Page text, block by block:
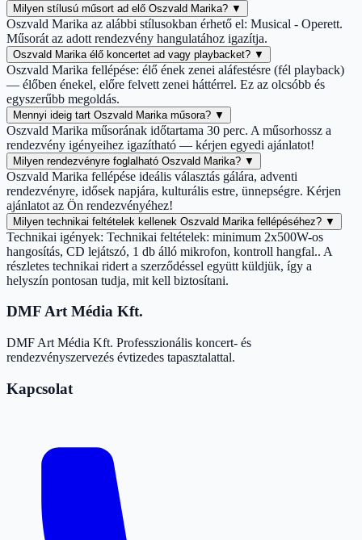
Milyen stílusú műsort ad elő Oszvald Marika? ▼
Oszvald Marika az alábbi stílusokban érhető el: Musical - Operett.
Műsorát az adott rendezvény hangulatához igazítja.
Oszvald Marika élő koncertet ad vagy playbacket? ▼
Oszvald Marika fellépése: élő ének zenei aláfestésre (fél playback)
— élőben énekel, előre felvett zenei háttérrel. Ez az olcsóbb és
egyszerűbb megoldás.
Mennyi ideig tart Oszvald Marika műsora? ▼
Oszvald Marika műsorának időtartama 30 perc. A műsorhossz a
rendezvény igényeihez igazítható — kérjen egyedi ajánlatot!
Milyen rendezvényre foglalható Oszvald Marika? ▼
Oszvald Marika fellépése ideális választás gálára, adventi
rendezvényre, idősek napjára, kulturális estre, ünnepségre. Kérjen
ajánlatot az Ön rendezvényéhez!
Milyen technikai feltételek kellenek Oszvald Marika fellépéséhez? ▼
Technikai igények: Technikai feltételek: minimum 2x500W-os
hangosítás, CD lejátszó, 1 db álló mikrofon, kontroll hangfal.. A
részletes technikai ridert a szerződéssel együtt küldjük, így a
helyszín pontosan tudja, mit kell biztosítani.
DMF Art Média Kft.
DMF Art Média Kft. Professzionális koncert- és
rendezvényszervezés évtizedes tapasztalattal.
Kapcsolat